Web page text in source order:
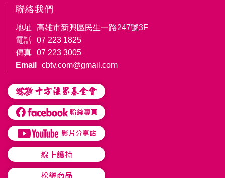
聯絡我們
地址
高雄市新興區民生一路247號3F
電話 07 223 1825
傳真 07 223 3005
Email
cbtv.com@gmail.com